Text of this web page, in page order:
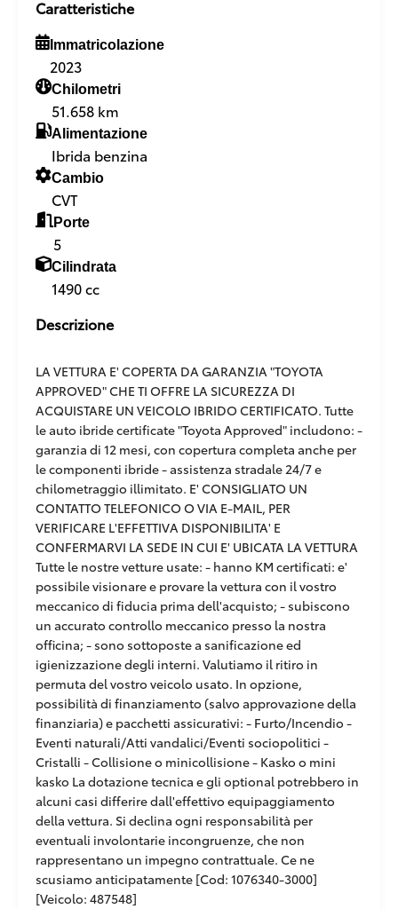
Caratteristiche
Immatricolazione
2023
Chilometri
51.658 km
Alimentazione
Ibrida benzina
Cambio
CVT
Porte
5
Cilindrata
1490 cc
Descrizione
LA VETTURA E' COPERTA DA GARANZIA "TOYOTA
APPROVED" CHE TI OFFRE LA SICUREZZA DI
ACQUISTARE UN VEICOLO IBRIDO CERTIFICATO. Tutte
le auto ibride certificate "Toyota Approved" includono: -
garanzia di 12 mesi, con copertura completa anche per
le componenti ibride - assistenza stradale 24/7 e
chilometraggio illimitato. E' CONSIGLIATO UN
CONTATTO TELEFONICO O VIA E-MAIL, PER
VERIFICARE L'EFFETTIVA DISPONIBILITA' E
CONFERMARVI LA SEDE IN CUI E' UBICATA LA VETTURA
Tutte le nostre vetture usate: - hanno KM certificati: e'
possibile visionare e provare la vettura con il vostro
meccanico di fiducia prima dell'acquisto; - subiscono
un accurato controllo meccanico presso la nostra
officina; - sono sottoposte a sanificazione ed
igienizzazione degli interni. Valutiamo il ritiro in
permuta del vostro veicolo usato. In opzione,
possibilità di finanziamento (salvo approvazione della
finanziaria) e pacchetti assicurativi: - Furto/Incendio -
Eventi naturali/Atti vandalici/Eventi sociopolitici -
Cristalli - Collisione o minicollisione - Kasko o mini
kasko La dotazione tecnica e gli optional potrebbero in
alcuni casi differire dall'effettivo equipaggiamento
della vettura. Si declina ogni responsabilità per
eventuali involontarie incongruenze, che non
rappresentano un impegno contrattuale. Ce ne
scusiamo anticipatamente [Cod: 1076340-3000]
[Veicolo: 487548]